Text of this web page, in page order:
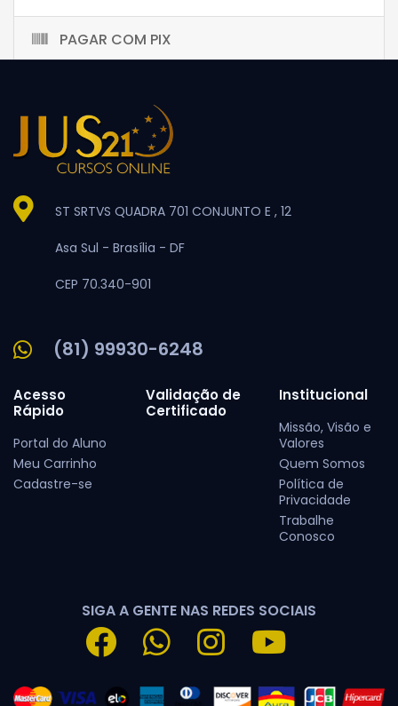
PAGAR COM PIX
ST SRTVS QUADRA 701 CONJUNTO E , 12
Asa Sul - Brasília - DF
CEP 70.340-901
(81) 99930-6248
Acesso
Rápido
Portal do Aluno
Meu Carrinho
Cadastre-se
Validação de
Certificado
Institucional
Missão, Visão e
Valores
Quem Somos
Política de
Privacidade
Trabalhe
Conosco
SIGA A GENTE NAS REDES SOCIAIS